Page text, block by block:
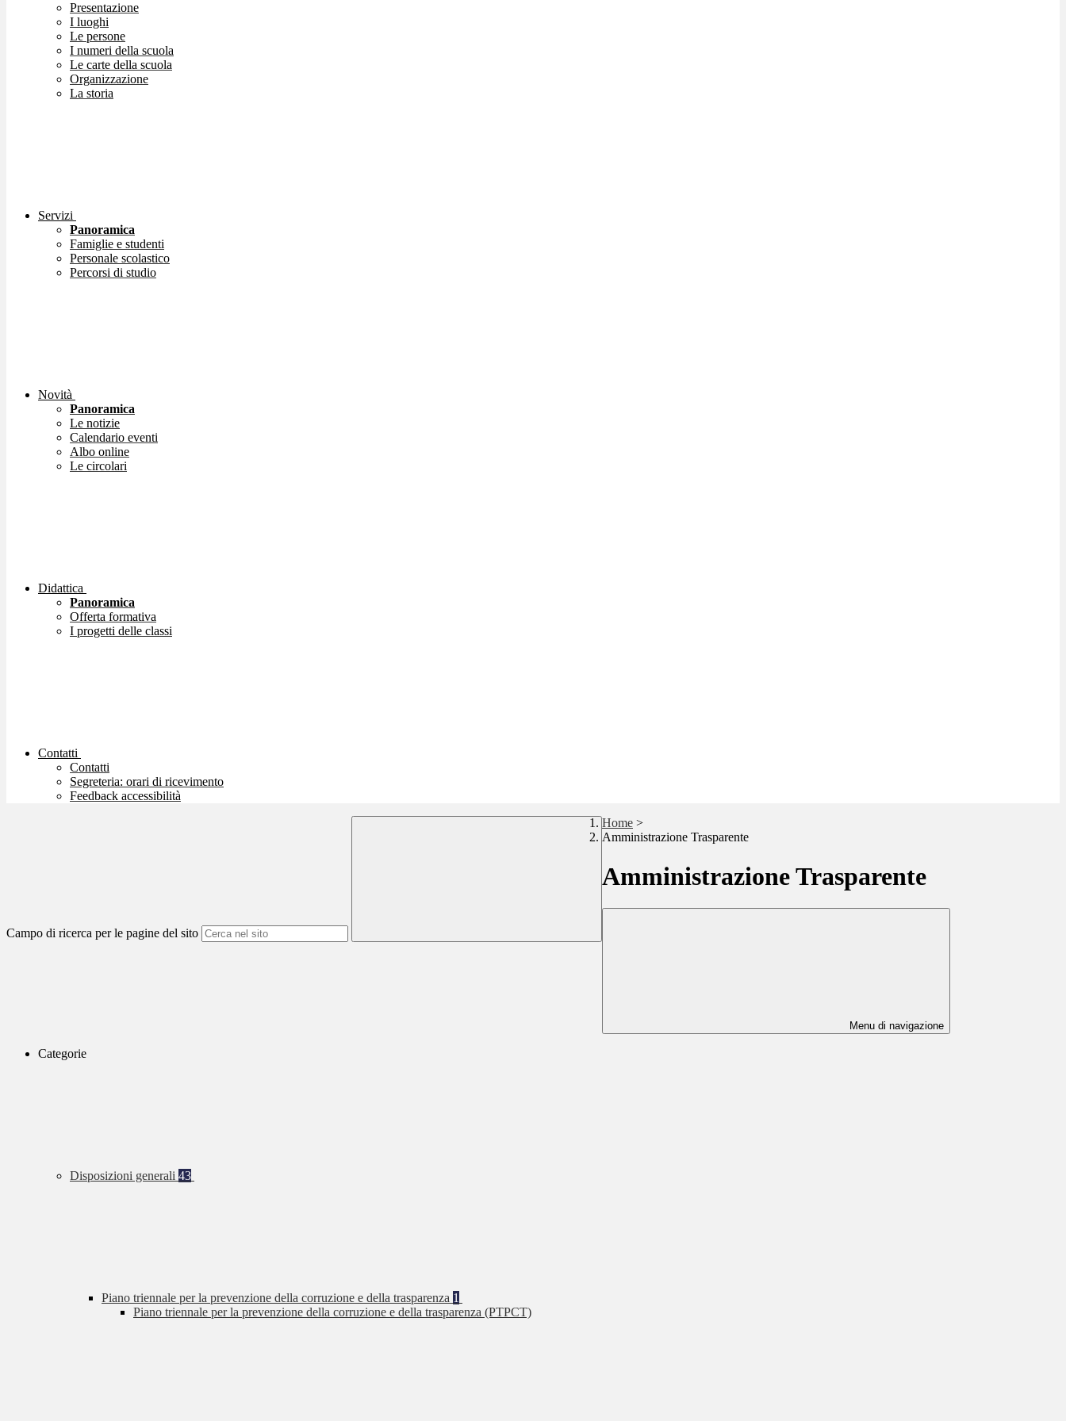
Presentazione
I luoghi
Le persone
I numeri della scuola
Le carte della scuola
Organizzazione
La storia
Servizi
Panoramica
Famiglie e studenti
Personale scolastico
Percorsi di studio
Novità
Panoramica
Le notizie
Calendario eventi
Albo online
Le circolari
Didattica
Panoramica
Offerta formativa
I progetti delle classi
Contatti
Contatti
Segreteria: orari di ricevimento
Feedback accessibilità
Campo di ricerca per le pagine del sito
Home >
Amministrazione Trasparente
Amministrazione Trasparente
Menu di navigazione
Categorie
Disposizioni generali 43
Piano triennale per la prevenzione della corruzione e della trasparenza 1
Piano triennale per la prevenzione della corruzione e della trasparenza (PTPCT)